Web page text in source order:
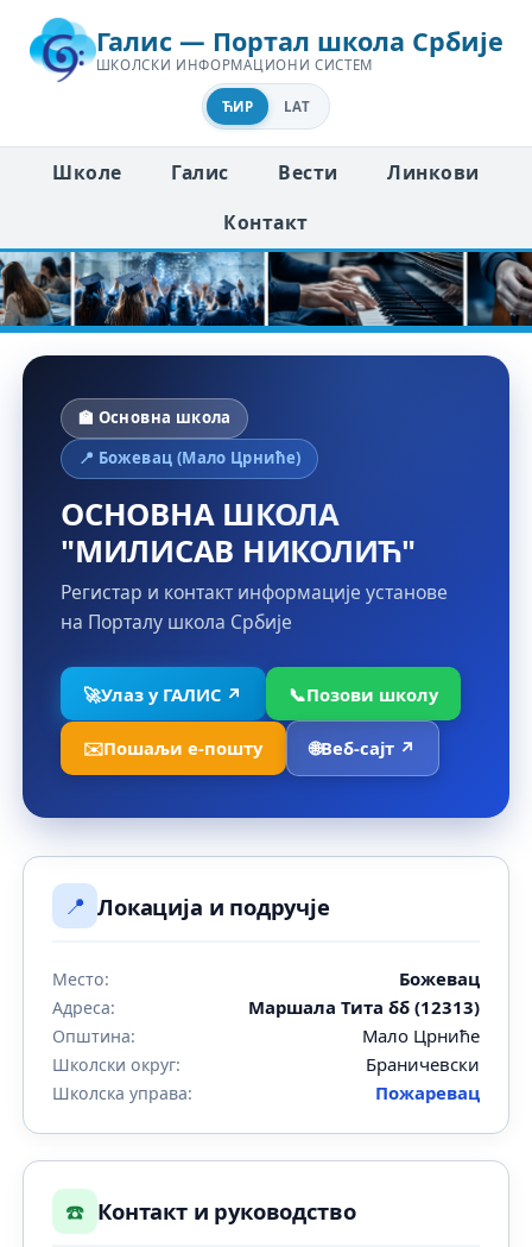
Галис — Портал школа Србије
ШКОЛСКИ ИНФОРМАЦИОНИ СИСТЕМ
ЋИР LAT
Школе Галис Вести
Линкови
Контакт
🏫 Основна школа
📍 Божевац (Мало Црниће)
ОСНОВНА ШКОЛА
"МИЛИСАВ НИКОЛИЋ"
Регистар и контакт информације установе
на Порталу школа Србије
🚀Улаз у ГАЛИС ↗ 📞Позови школу
✉️Пошаљи е-пошту 🌐Веб-сајт ↗
📍 Локација и подручје
Место: Божевац
Адреса: Маршала Тита бб (12313)
Општина: Мало Црниће
Школски округ: Браничевски
Школска управа: Пожаревац
☎️ Контакт и руководство